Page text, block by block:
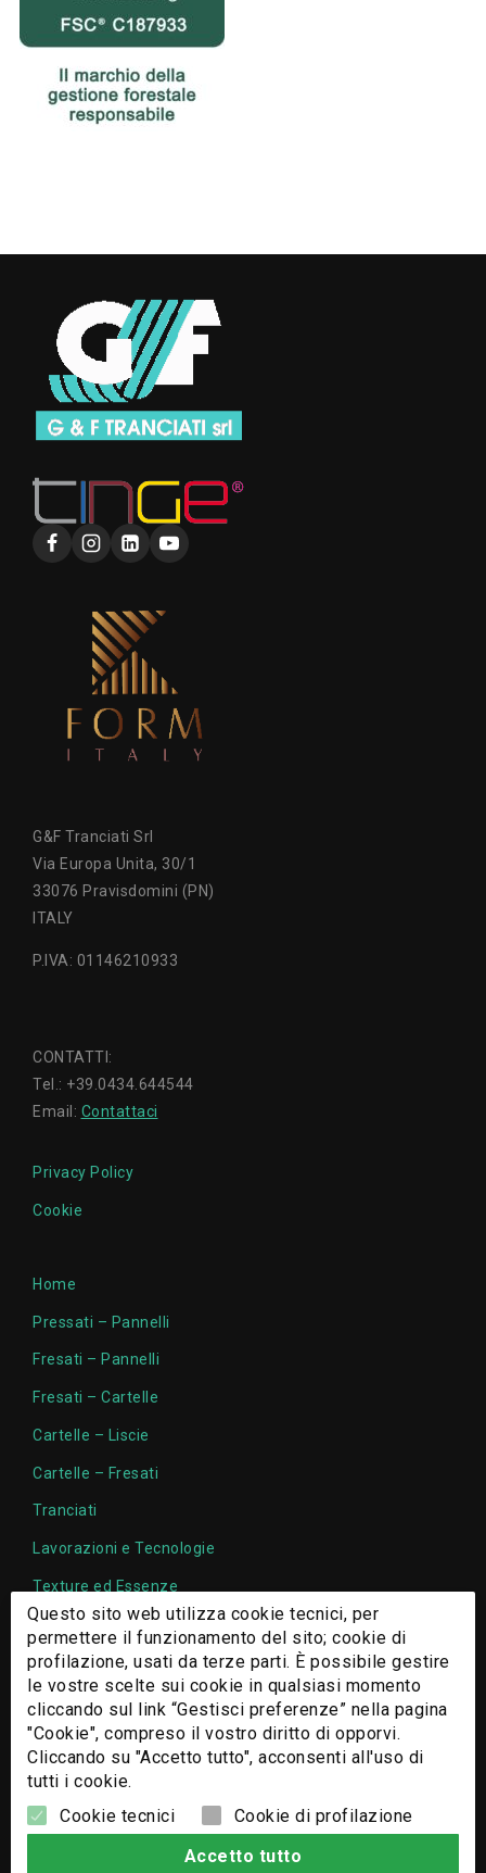
G&F Tranciati Srl
Via Europa Unita, 30/1
33076 Pravisdomini (PN)
ITALY
P.IVA: 01146210933
CONTATTI:
Tel.: +39.0434.644544
Email: Contattaci
Privacy Policy
Cookie
Home
Pressati – Pannelli
Fresati – Pannelli
Fresati – Cartelle
Cartelle – Liscie
Cartelle – Fresati
Tranciati
Lavorazioni e Tecnologie
Texture ed Essenze
Chi Siamo
Contatti
Questo sito web utilizza cookie tecnici, per
permettere il funzionamento del sito; cookie di
profilazione, usati da terze parti. È possibile gestire
le vostre scelte sui cookie in qualsiasi momento
cliccando sul link “Gestisci preferenze” nella pagina
"Cookie", compreso il vostro diritto di opporvi.
Cliccando su "Accetto tutto", acconsenti all'uso di
tutti i cookie.
Cookie tecnici
Cookie di profilazione
Accetto tutto